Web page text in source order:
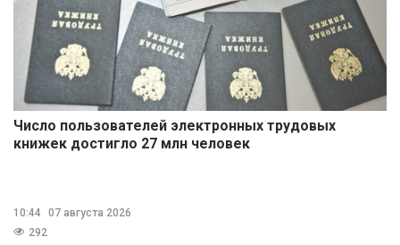
Число пользователей электронных трудовых
книжек достигло 27 млн человек
10:44
07 августа 2026
292